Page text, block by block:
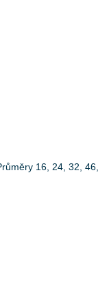
16, 24, 32, 46,